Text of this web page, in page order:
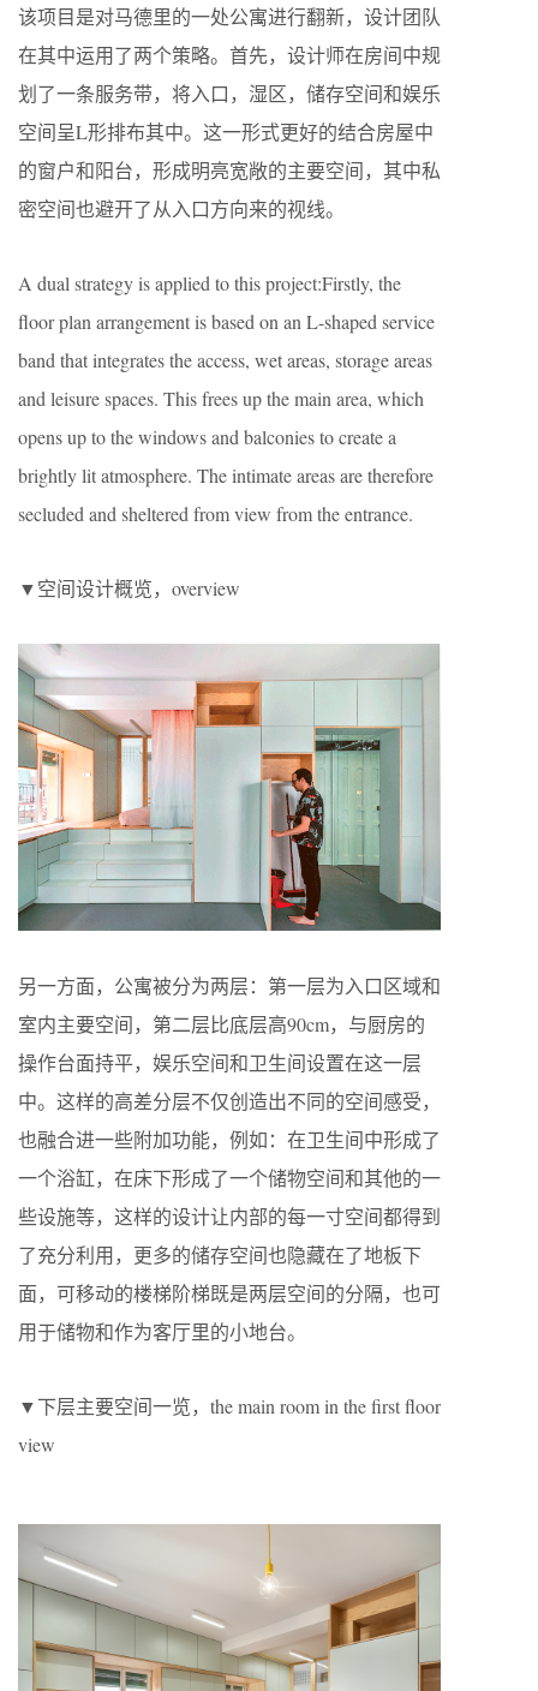
该项目是对马德里的一处公寓进行翻新，设计团队
在其中运用了两个策略。首先，设计师在房间中规
划了一条服务带，将入口，湿区，储存空间和娱乐
空间呈L形排布其中。这一形式更好的结合房屋中
的窗户和阳台，形成明亮宽敞的主要空间，其中私
密空间也避开了从入口方向来的视线。
A dual strategy is applied to this project:Firstly, the
floor plan arrangement is based on an L-shaped service
band that integrates the access, wet areas, storage areas
and leisure spaces. This frees up the main area, which
opens up to the windows and balconies to create a
brightly lit atmosphere. The intimate areas are therefore
secluded and sheltered from view from the entrance.
▼空间设计概览，overview
另一方面，公寓被分为两层：第一层为入口区域和
室内主要空间，第二层比底层高90cm，与厨房的
操作台面持平，娱乐空间和卫生间设置在这一层
中。这样的高差分层不仅创造出不同的空间感受，
也融合进一些附加功能，例如：在卫生间中形成了
一个浴缸，在床下形成了一个储物空间和其他的一
些设施等，这样的设计让内部的每一寸空间都得到
了充分利用，更多的储存空间也隐藏在了地板下
面，可移动的楼梯阶梯既是两层空间的分隔，也可
用于储物和作为客厅里的小地台。
▼下层主要空间一览，the main room in the first floor
view